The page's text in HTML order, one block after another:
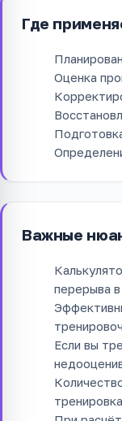
Где
Оценка
Важные
перерыва
Если вы